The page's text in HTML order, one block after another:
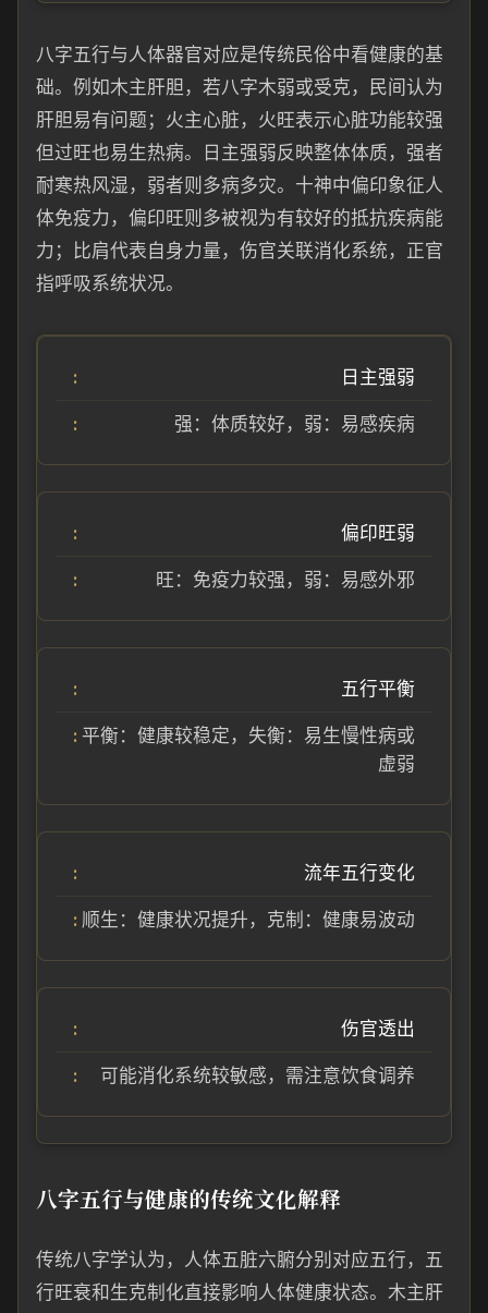
八字五行与人体器官对应是传统民俗中看健康的基
础。例如木主肝胆，若八字木弱或受克，民间认为
肝胆易有问题；火主心脏，火旺表示心脏功能较强
但过旺也易生热病。日主强弱反映整体体质，强者
耐寒热风湿，弱者则多病多灾。十神中偏印象征人
体免疫力，偏印旺则多被视为有较好的抵抗疾病能
力；比肩代表自身力量，伤官关联消化系统，正官
指呼吸系统状况。
日主强弱
强：体质较好，弱：易感疾病
偏印旺弱
旺：免疫力较强，弱：易感外邪
五行平衡
平衡：健康较稳定，失衡：易生慢性病或
虚弱
流年五行变化
顺生：健康状况提升，克制：健康易波动
伤官透出
可能消化系统较敏感，需注意饮食调养
八字五行与健康的传统文化解释
传统八字学认为，人体五脏六腑分别对应五行，五
行旺衰和生克制化直接影响人体健康状态。木主肝